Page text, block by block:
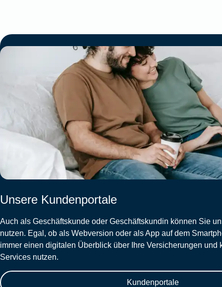
Unsere Kundenportale
Auch als Geschäftskunde oder Geschäftskundin können Sie
nutzen. Egal, ob als Webversion oder als App auf dem
immer einen digitalen Überblick über Ihre Versicherungen und
Services nutzen.
Kundenportale